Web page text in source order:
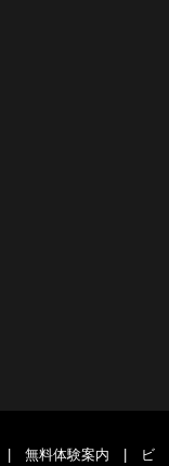
| 無料体験案内 | ビ